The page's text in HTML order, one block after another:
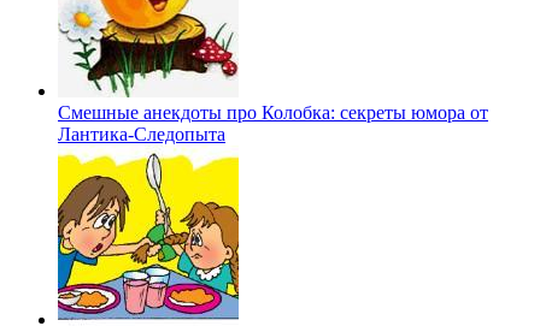
Смешные анекдоты про Колобка: секреты юмора от
Лантика-Следопыта